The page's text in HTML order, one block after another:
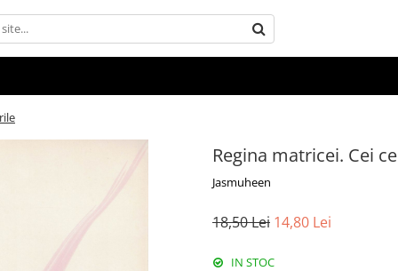
Regina matricei. Cei
Jasmuheen
18,50 Lei 14,80 Lei
IN STOC